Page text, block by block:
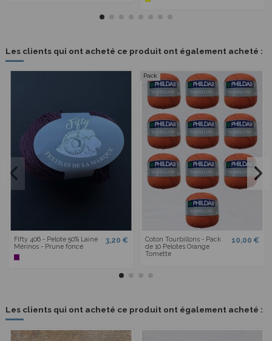
Les clients qui ont acheté ce produit ont également acheté :
Fifty 406 - Pelote 50% Laine
Mérinos - Prune foncé
3,20 €
Pack
Coton Tourbillons - Pack
de 10 Pelotes Orange
Tomette
10,00 €
Les clients qui ont acheté ce produit ont également acheté :